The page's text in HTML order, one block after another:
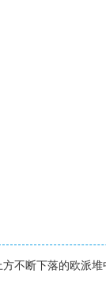
不断下落的欧派